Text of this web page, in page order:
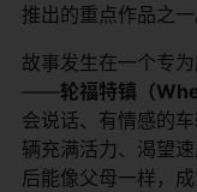
推出的重点作品之一
故事发生在一个专
——轮福特镇（
会说话、有情感的
辆充满活力、渴望
后能像父母一样，